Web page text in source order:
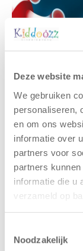
Deze website
We gebruiken
personaliseren,
en om ons
informatie over
partners voor
partners
informatie die u
verzameld op
Noodzakelijk
Nieuwe